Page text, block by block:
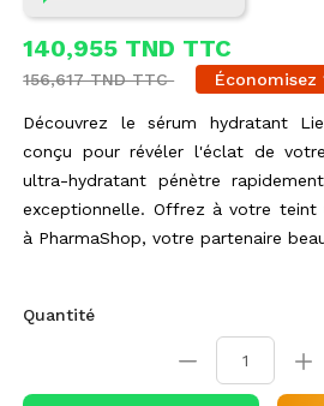
140,955 TND TTC
156,617 TND TTC Économisez
Découvrez le sérum hydratant
conçu pour révéler l'éclat de
ultra-hydratant pénètre
exceptionnelle. Offrez à votre
à PharmaShop, votre partenaire
Quantité